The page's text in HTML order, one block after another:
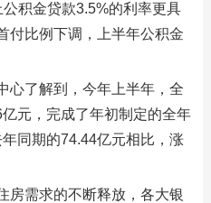
积金贷款3.5%的利率更具
付比例下调，上半年公积金
心了解到，今年上半年，全
元，完成了年初制定的全年
同期的74.44亿元相比，涨
房需求的不断释放，各大银